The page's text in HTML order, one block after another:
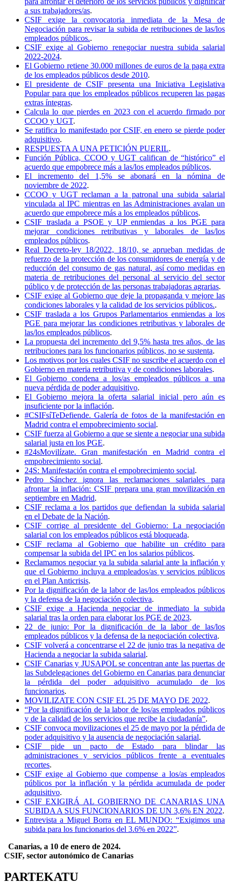
a sus trabajadores/as.
CSIF exige la convocatoria inmediata de la Mesa de
Negociación para revisar la subida de retribuciones de las/los
empleados públicos..
CSIF exige al Gobierno renegociar nuestra subida salarial
2022-2024.
El Gobierno retiene 30.000 millones de euros de la paga extra
de los empleados públicos desde 2010.
El presidente de CSIF presenta una Iniciativa Legislativa
Popular para que los empleados públicos recuperen las pagas
extras íntegras.
Calcula lo que pierdes en 2023 con el acuerdo firmado por
CCOO y UGT.
Se ratifica lo manifestado por CSIF, en enero se pierde poder
adquisitivo.
RESPUESTA A UNA PETICIÓN PUERIL.
Función Pública, CCOO y UGT califican de “histórico” el
acuerdo que empobrece más a las/los empleados públicos.
El incremento del 1,5% se abonará en la nómina de
noviembre de 2022.
CCOO y UGT reclaman a la patronal una subida salarial
vinculada al IPC mientras en las Administraciones avalan un
acuerdo que empobrece más a los empleados públicos.
CSIF traslada a PSOE y UP enmiendas a los PGE para
mejorar condiciones retributivas y laborales de las/los
empleados públicos.
Real Decreto-ley 18/2022, 18/10, se aprueban medidas de
refuerzo de la protección de los consumidores de energía y de
reducción del consumo de gas natural, así como medidas en
materia de retribuciones del personal al servicio del sector
público y de protección de las personas trabajadoras agrarias.
CSIF exige al Gobierno que deje la propaganda y mejore las
condiciones laborales y la calidad de los servicios públicos..
CSIF traslada a los Grupos Parlamentarios enmiendas a los
PGE para mejorar las condiciones retributivas y laborales de
las/los empleados públicos.
La propuesta del incremento del 9,5% hasta tres años, de las
retribuciones para los funcionarios públicos, no se sustenta.
Los motivos por los cuales CSIF no suscribe el acuerdo con el
Gobierno en materia retributiva y de condiciones laborales.
El Gobierno condena a los/as empleados públicos a una
nueva pérdida de poder adquisitivo.
El Gobierno mejora la oferta salarial inicial pero aún es
insuficiente por la inflación.
#CSIFsíTeDefiende. Galería de fotos de la manifestación en
Madrid contra el empobrecimiento social.
CSIF fuerza al Gobierno a que se siente a negociar una subida
salarial justa en los PGE.
#24sMovilízate. Gran manifestación en Madrid contra el
empobrecimiento social.
24S: Manifestación contra el empobrecimiento social.
Pedro Sánchez ignora las reclamaciones salariales para
afrontar la inflación: CSIF prepara una gran movilización en
septiembre en Madrid.
CSIF reclama a los partidos que defiendan la subida salarial
en el Debate de la Nación.
CSIF corrige al presidente del Gobierno: La negociación
salarial con los empleados públicos está bloqueada.
CSIF reclama al Gobierno que habilite un crédito para
compensar la subida del IPC en los salarios públicos.
Reclamamos negociar ya la subida salarial ante la inflación y
que el Gobierno incluya a empleados/as y servicios públicos
en el Plan Anticrisis.
Por la dignificación de la labor de las/los empleados públicos
y la defensa de la negociación colectiva.
CSIF exige a Hacienda negociar de inmediato la subida
salarial tras la orden para elaborar los PGE de 2023.
22 de junio: Por la dignificación de la labor de las/los
empleados públicos y la defensa de la negociación colectiva.
CSIF volverá a concentrarse el 22 de junio tras la negativa de
Hacienda a negociar la subida salarial.
CSIF Canarias y JUSAPOL se concentran ante las puertas de
las Subdelegaciones del Gobierno en Canarias para denunciar
la pérdida del poder adquisitivo acumulado de los
funcionarios.
MOVILIZATE CON CSIF EL 25 DE MAYO DE 2022.
“Por la dignificación de la labor de los/as empleados públicos
y de la calidad de los servicios que recibe la ciudadanía”.
CSIF convoca movilizaciones el 25 de mayo por la pérdida de
poder adquisitivo y la ausencia de negociación salarial.
CSIF pide un pacto de Estado para blindar las
administraciones y servicios públicos frente a eventuales
recortes.
CSIF exige al Gobierno que compense a los/as empleados
públicos por la inflación y la pérdida acumulada de poder
adquisitivo.
CSIF EXIGIRÁ AL GOBIERNO DE CANARIAS UNA
SUBIDA A SUS FUNCIONARIOS DE UN 3,6% EN 2022.
Entrevista a Miguel Borra en EL MUNDO: “Exigimos una
subida para los funcionarios del 3.6% en 2022”.
Canarias, a 10 de enero de 2024.
CSIF, sector autonómico de Canarias
PARTEKATU